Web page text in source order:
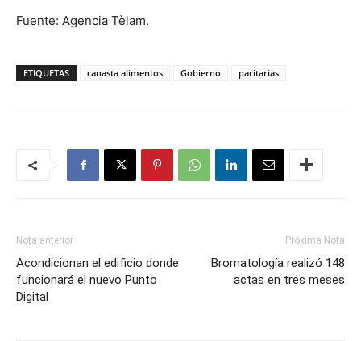
Fuente: Agencia Tèlam.
ETIQUETAS canasta alimentos Gobierno paritarias
Nota anterior
Acondicionan el edificio donde
funcionará el nuevo Punto
Digital
Próxima Nota
Bromatología realizó 148
actas en tres meses